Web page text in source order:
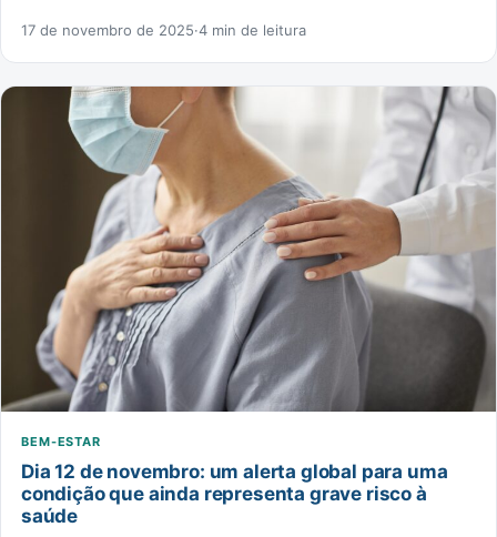
17 de novembro de 2025·4 min de leitura
BEM-ESTAR
Dia 12 de novembro: um alerta global para uma
condição que ainda representa grave risco à
saúde